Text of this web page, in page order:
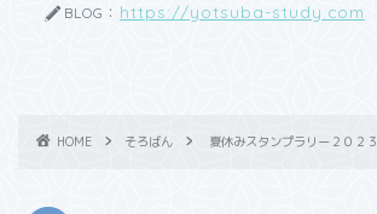
BLOG： https://yotsuba-study.com
HOME そろばん 夏休みスタンプラリー２０２３